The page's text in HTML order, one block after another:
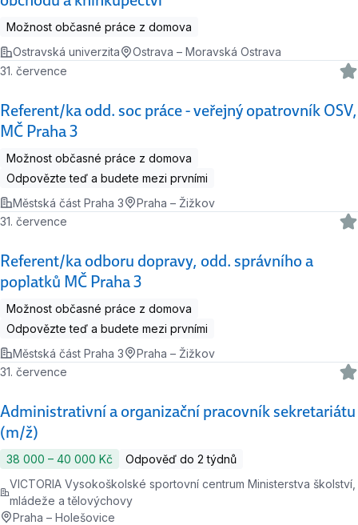
Možnost občasné práce z domova
Ostravská univerzita
Ostrava – Moravská Ostrava
Referent/ka odd. soc práce - veřejný opatrovník OSV,
MČ Praha 3
31. července
Možnost občasné práce z domova
Odpovězte teď a budete mezi prvními
Městská část Praha 3
Praha – Žižkov
Referent/ka odboru dopravy, odd. správního a
poplatků MČ Praha 3
31. července
Možnost občasné práce z domova
Odpovězte teď a budete mezi prvními
Městská část Praha 3
Praha – Žižkov
Administrativní a organizační pracovník sekretariátu
(m/ž)
31. července
38 000 ‍–‍ 40 000 Kč
Odpověď do 2 týdnů
VICTORIA Vysokoškolské sportovní centrum Ministerstva školství,
mládeže a tělovýchovy
Praha – Holešovice